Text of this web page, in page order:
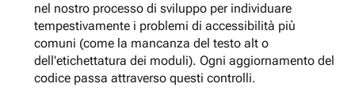
nel nostro processo di sviluppo per individuare
tempestivamente i problemi di accessibilità più
comuni (come la mancanza del testo alt o
dell'etichettatura dei moduli). Ogni aggiornamento del
codice passa attraverso questi controlli.